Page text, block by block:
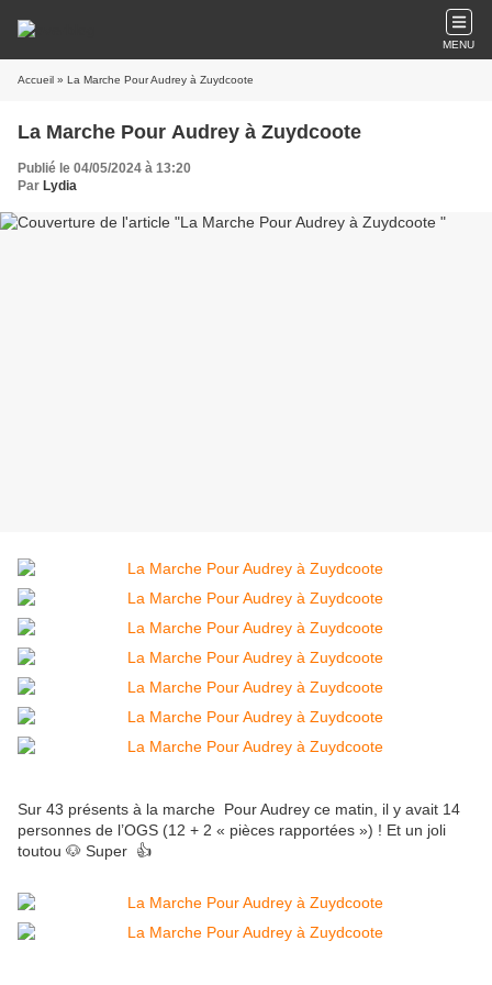
MENU
Accueil » La Marche Pour Audrey à Zuydcoote
La Marche Pour Audrey à Zuydcoote
Publié le 04/05/2024 à 13:20
Par Lydia
Sur 43 présents à la marche Pour Audrey ce matin, il y avait 14
personnes de l’OGS (12 + 2 « pièces rapportées ») ! Et un joli
toutou 🐶 Super 👍